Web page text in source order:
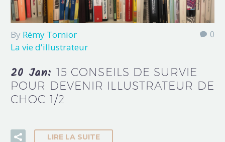
0
By Rémy Tornior
La vie d'illustrateur
20 Jan: 15 CONSEILS DE SURVIE
POUR DEVENIR ILLUSTRATEUR DE
CHOC 1/2
LIRE LA SUITE